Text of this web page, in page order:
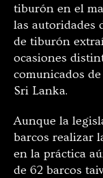
tiburón en el
las autoridades
de tiburón
ocasiones
comunicados
Sri Lanka.
Aunque la
barcos realizar
en la práctica
de 62 barcos